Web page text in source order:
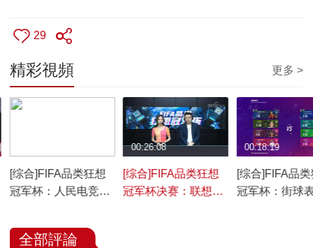
29
精彩視頻 更多 >
[综合]FIFA品类狂想
冠军杯：人民电竞VS
[综合]FIFA品类狂想
冠军杯决赛：联想VS
00:26:08
[综合]FIFA品
冠军杯：街球
00:18:19
全部評論